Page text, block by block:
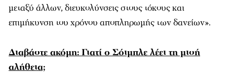
μεταξύ άλλων, διευκολύνσεις στους τόκους και
επιμήκυνση του χρόνου αποπληρωμής των δανείων».
Διαβάστε ακόμη: Γιατί ο Σόιμπλε λέει τη μισή
αλήθεια;